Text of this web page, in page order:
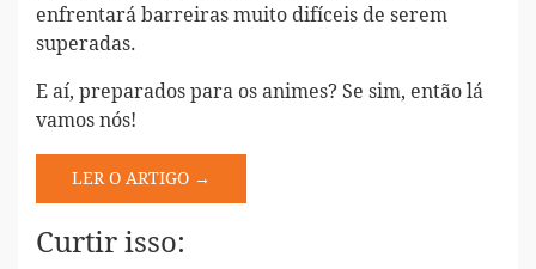
enfrentará barreiras muito difíceis de serem
superadas.
E aí, preparados para os animes? Se sim, então lá
vamos nós!
LER O ARTIGO →
Curtir isso: